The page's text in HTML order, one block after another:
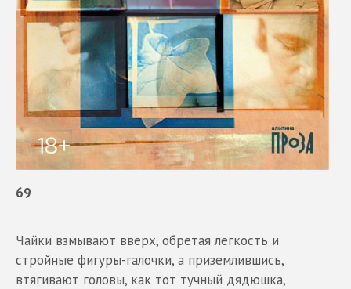
69
Чайки взмывают вверх, обретая легкость и
стройные фигуры-галочки, а приземлившись,
втягивают головы, как тот тучный дядюшка,